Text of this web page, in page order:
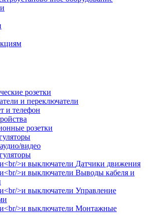
розетки
и переключатели
и телефон
розетки
видео
Датчики движения
Выводы кабеля и
Управление
Монтажные